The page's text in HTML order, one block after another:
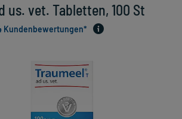
us. vet. Tabletten, 100 St
Kundenbewertungen*